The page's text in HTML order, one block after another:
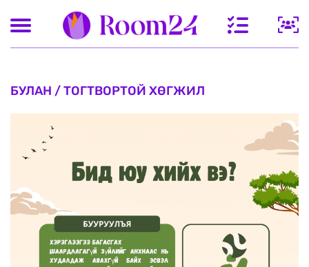
БУЛАН / ТОГТВОРТОЙ ХӨГЖИЛ